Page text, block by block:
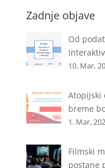
Zadnje objave
Od
10. Mar,
Atopijski
breme
1. Mar,
Filmski
postane